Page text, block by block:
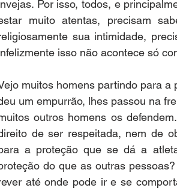
Por isso, todos, e
muito atentas, precisam
sua intimidade,
isso não acontece só
muitos homens partindo para a
um empurrão, lhes passou na
outros homens os
de ser respeitada, nem de
a proteção que se dá a
do que as outras
até onde pode ir e se